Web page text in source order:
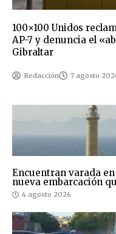
100×100 Unidos
AP-7 y denuncia el
Gibraltar
Redacción 7 agosto
Encuentran varada
nueva embarcación
4 agosto 2026